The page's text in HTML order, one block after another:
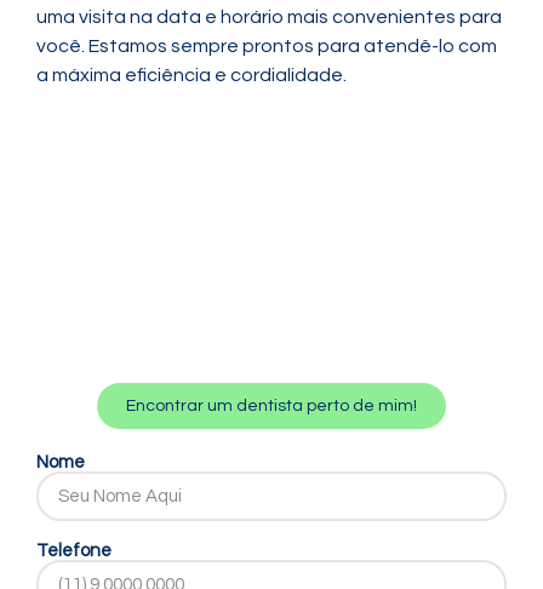
uma visita na data e horário mais convenientes para
você. Estamos sempre prontos para atendê-lo com
a máxima eficiência e cordialidade.
Encontrar um dentista perto de mim!
Nome
Telefone